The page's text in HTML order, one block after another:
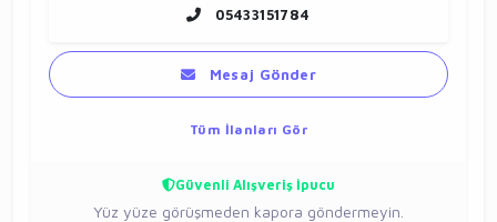
05433151784
Mesaj Gönder
Tüm İlanları Gör
Güvenli Alışveriş İpucu
Yüz yüze görüşmeden kapora göndermeyin.